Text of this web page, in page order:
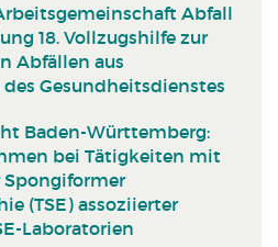
Abfall
18. Vollzugshilfe zur
Abfällen aus
Gesundheitsdienstes
Baden-Württemberg:
bei Tätigkeiten mit
Spongiformer
(TSE) assoziierter
Laboratorien